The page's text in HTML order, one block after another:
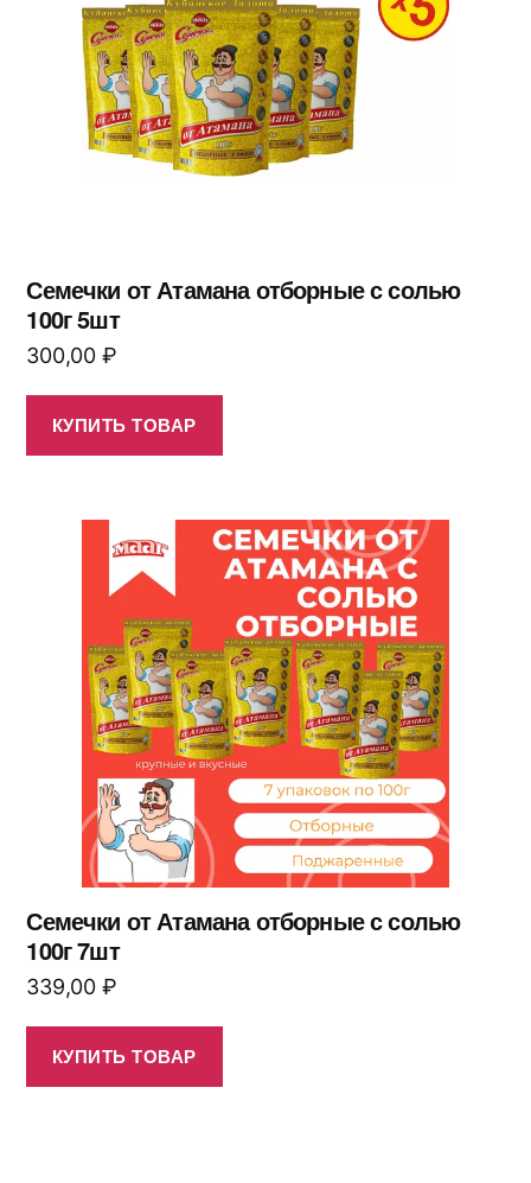
Семечки от Атамана отборные с солью
100г 5шт
300,00 ₽
КУПИТЬ ТОВАР
Семечки от Атамана отборные с солью
100г 7шт
339,00 ₽
КУПИТЬ ТОВАР